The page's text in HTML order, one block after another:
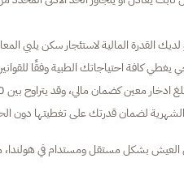
القدرة المالية لاستئجار سكن يلبي
كافة احتياجاتك الطبية وفقًا
مالي، وقد يتراوح بين 5,000 إلى 10,000 يورو حسب الحالة.
لضمان قدرتك على تغطيتها دون
العيش بشكل مستقل ومستدام في هولندا،